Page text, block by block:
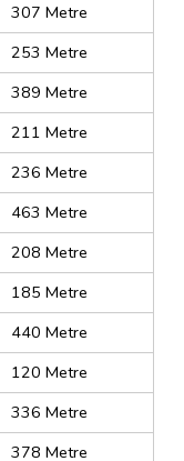
307 Metre
253 Metre
389 Metre
211 Metre
236 Metre
463 Metre
208 Metre
185 Metre
440 Metre
120 Metre
336 Metre
378 Metre